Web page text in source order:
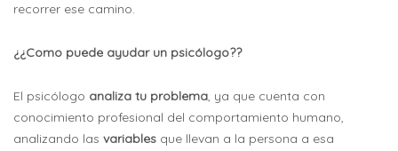
recorrer ese camino.
¿¿Como puede ayudar un psicólogo??
El psicólogo analiza tu problema, ya que cuenta con
conocimiento profesional del comportamiento humano,
analizando las variables que llevan a la persona a esa